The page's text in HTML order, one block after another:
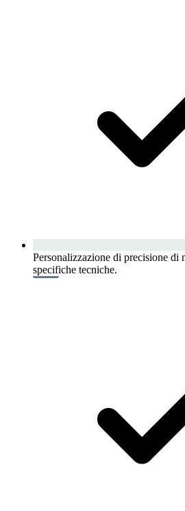
Personalizzazione di precisione di
specifiche tecniche.